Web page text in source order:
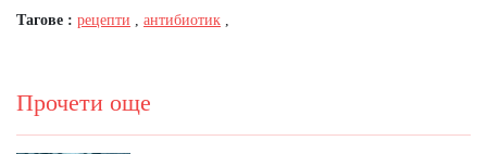
Тагове : рецепти , антибиотик ,
Прочети още